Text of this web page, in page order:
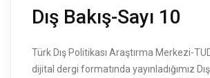
Dış Bakış-Sayı 10
Türk Dış Politikası Araştırma Merkezi-
dijital dergi formatında yayınladığımız Dış